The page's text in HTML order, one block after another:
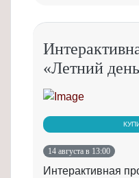
«Летний
14 августа в 13:00
Интерактивная